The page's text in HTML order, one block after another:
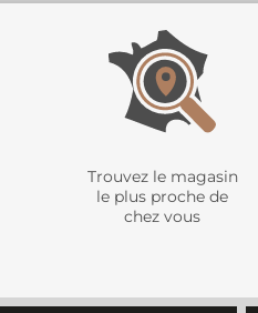
Trouvez le magasin
le plus proche de
chez vous